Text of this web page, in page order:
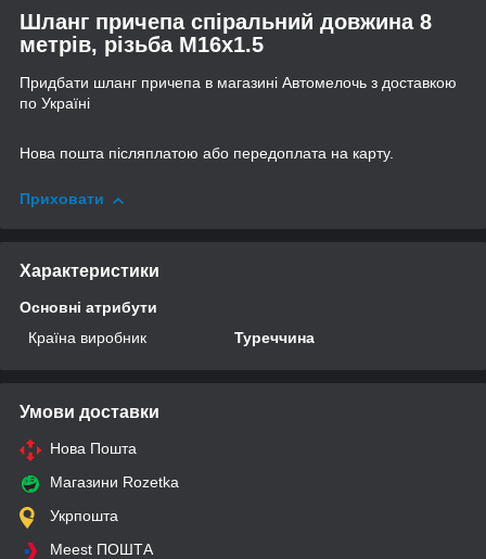
Шланг причепа спіральний довжина 8
метрів, різьба М16x1.5
Придбати шланг причепа в магазині Автомелочь з доставкою
по Україні
Нова пошта післяплатою або передоплата на карту.
Приховати
Характеристики
Основні атрибути
Країна виробник
Туреччина
Умови доставки
Нова Пошта
Магазини Rozetka
Укрпошта
Meest ПОШТА